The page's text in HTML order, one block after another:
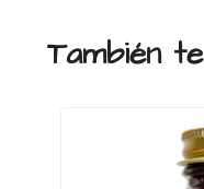
También